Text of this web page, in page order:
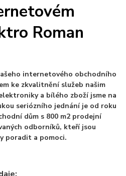
Roman
internetového obchodního
ke zkvalitnění služeb našim
a bílého zboží jsme na
seriózního jednání je od roku
dům s 800 m2 prodejní
odborníků, kteří jsou
poradit a pomoci.